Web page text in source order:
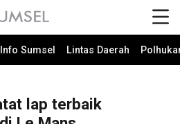
Info Sumsel Lintas Daerah
lap terbaik